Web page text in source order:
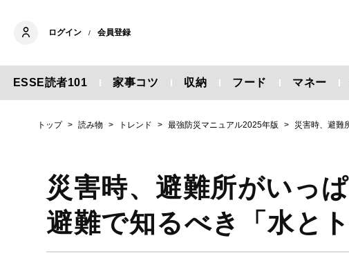
ログイン / 会員登録
ESSE読者101 家事コツ 収納 フード マネー
トップ 読み物 トレンド 最強防災マニュアル2025年版 災害時、避難
災害時、避難所がいっ
避難で知るべき「水と